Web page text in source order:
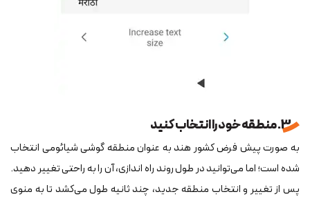
3. منطقه خود را انتخاب کنید
به صورت پیش فرض کشور هند به عنوان منطقه گوشی شیائومی انتخاب
شده است؛ اما می‌توانید در طول روند راه ‎اندازی، آن را به راحتی تغییر دهید.
پس از تغییر و انتخاب منطقه جدید، چند ثانیه طول می‌کشد تا به منوی